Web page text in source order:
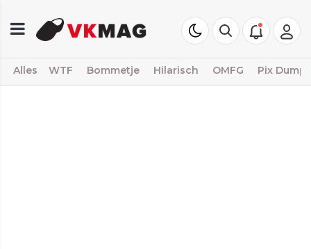
Alles WTF Bommetje Hilarisch OMFG Pix Dump